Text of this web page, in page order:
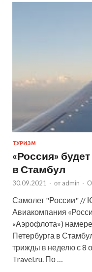
ТУРИЗМ
«Россия»
в Стамбул
30.09.2021 - от admin -
Самолет "России" //
Авиакомпания
«Аэрофлота»)
Петербурга в
трижды в неделю с 8
Travel.ru. По …